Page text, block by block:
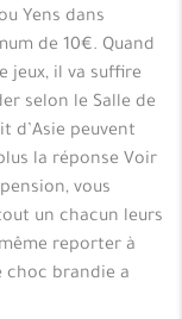
Yens dans
de 10€. Quand
jeux, il va suffire
selon le Salle de
d’Asie peuvent
la réponse Voir
vous
un chacun leurs
reporter à
choc brandie a